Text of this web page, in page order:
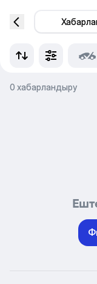
0 хабарландыру